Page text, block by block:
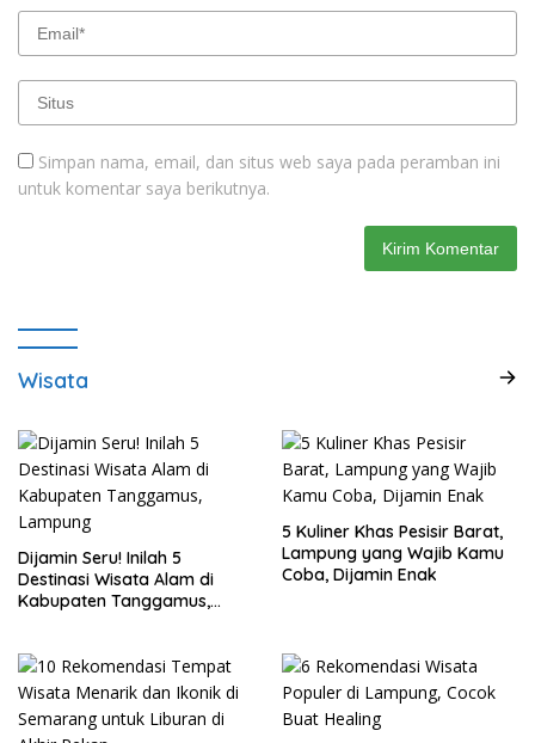
Simpan nama, email, dan situs web saya pada peramban ini
untuk komentar saya berikutnya.
Wisata
Dijamin Seru! Inilah 5
Destinasi Wisata Alam di
Kabupaten Tanggamus,
5 Kuliner Khas Pesisir Barat,
Lampung yang Wajib Kamu
Coba, Dijamin Enak